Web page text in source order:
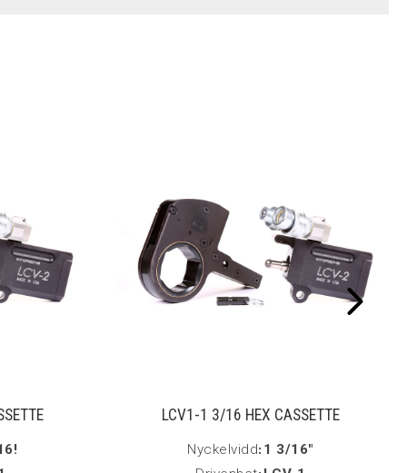
LCV1-1 3/16 HEX CASSETTE
Nyckelvidd: 1 3/16"